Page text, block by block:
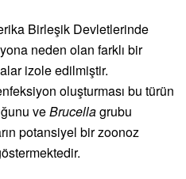
Birleşik Devletlerinde
neden olan farklı bir
izole edilmiştir.
oluşturması bu türün
veBrucellagrubu
potansiyel bir zoonoz